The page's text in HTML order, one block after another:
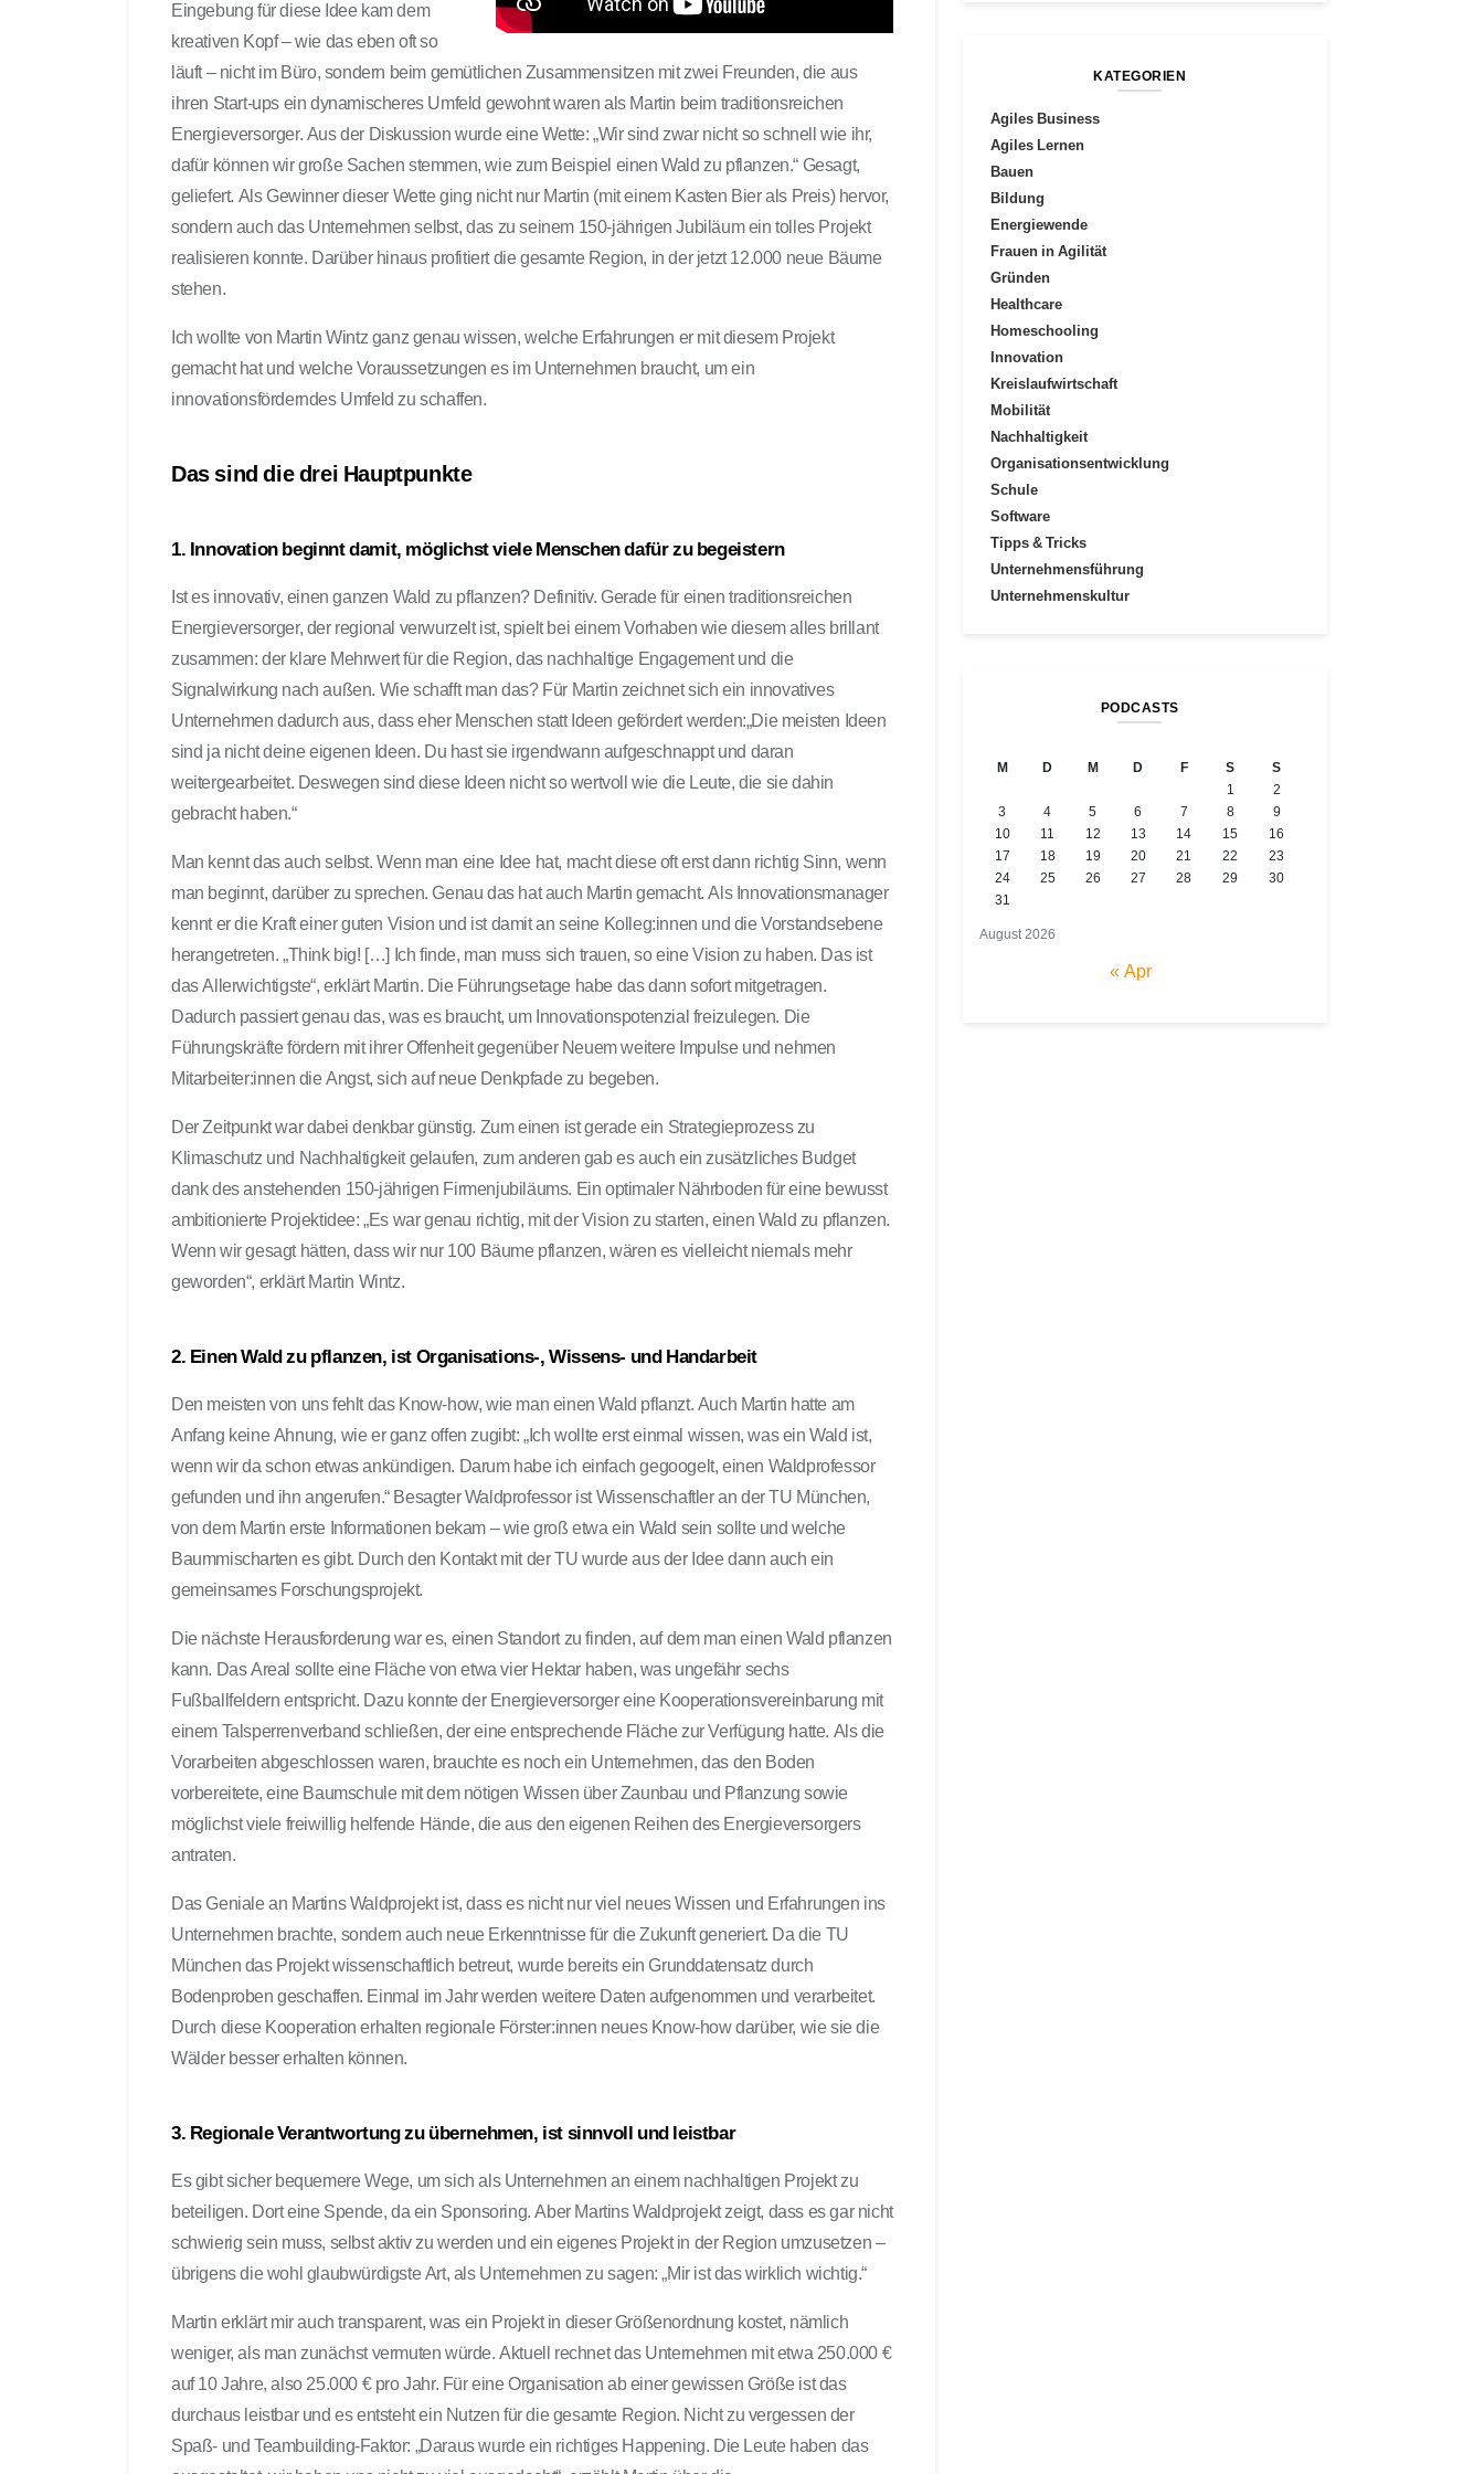
e
e
n
u
t
z
t
e
z
r
e
.
Eingebung für diese Idee kam dem
kreativen Kopf – wie das eben oft so
läuft – nicht im Büro, sondern beim gemütlichen Zusammensitzen mit zwei Freunden, die aus
ihren Start-ups ein dynamischeres Umfeld gewohnt waren als Martin beim traditionsreichen
Energieversorger. Aus der Diskussion wurde eine Wette: „Wir sind zwar nicht so schnell wie ihr,
dafür können wir große Sachen stemmen, wie zum Beispiel einen Wald zu pflanzen.“ Gesagt,
geliefert. Als Gewinner dieser Wette ging nicht nur Martin (mit einem Kasten Bier als Preis) hervor,
sondern auch das Unternehmen selbst, das zu seinem 150-jährigen Jubiläum ein tolles Projekt
realisieren konnte. Darüber hinaus profitiert die gesamte Region, in der jetzt 12.000 neue Bäume
stehen.
Ich wollte von Martin Wintz ganz genau wissen, welche Erfahrungen er mit diesem Projekt
gemacht hat und welche Voraussetzungen es im Unternehmen braucht, um ein
innovationsförderndes Umfeld zu schaffen.
Das sind die drei Hauptpunkte
1. Innovation beginnt damit, möglichst viele Menschen dafür zu begeistern
Ist es innovativ, einen ganzen Wald zu pflanzen? Definitiv. Gerade für einen traditionsreichen
Energieversorger, der regional verwurzelt ist, spielt bei einem Vorhaben wie diesem alles brillant
zusammen: der klare Mehrwert für die Region, das nachhaltige Engagement und die
Signalwirkung nach außen. Wie schafft man das? Für Martin zeichnet sich ein innovatives
Unternehmen dadurch aus, dass eher Menschen statt Ideen gefördert werden:„Die meisten Ideen
sind ja nicht deine eigenen Ideen. Du hast sie irgendwann aufgeschnappt und daran
weitergearbeitet. Deswegen sind diese Ideen nicht so wertvoll wie die Leute, die sie dahin
gebracht haben.“
Man kennt das auch selbst. Wenn man eine Idee hat, macht diese oft erst dann richtig Sinn, wenn
man beginnt, darüber zu sprechen. Genau das hat auch Martin gemacht. Als Innovationsmanager
kennt er die Kraft einer guten Vision und ist damit an seine Kolleg:innen und die Vorstandsebene
herangetreten. „Think big! […] Ich finde, man muss sich trauen, so eine Vision zu haben. Das ist
das Allerwichtigste“, erklärt Martin. Die Führungsetage habe das dann sofort mitgetragen.
Dadurch passiert genau das, was es braucht, um Innovationspotenzial freizulegen. Die
Führungskräfte fördern mit ihrer Offenheit gegenüber Neuem weitere Impulse und nehmen
Mitarbeiter:innen die Angst, sich auf neue Denkpfade zu begeben.
Der Zeitpunkt war dabei denkbar günstig. Zum einen ist gerade ein Strategieprozess zu
Klimaschutz und Nachhaltigkeit gelaufen, zum anderen gab es auch ein zusätzliches Budget
dank des anstehenden 150-jährigen Firmenjubiläums. Ein optimaler Nährboden für eine bewusst
ambitionierte Projektidee: „Es war genau richtig, mit der Vision zu starten, einen Wald zu pflanzen.
Wenn wir gesagt hätten, dass wir nur 100 Bäume pflanzen, wären es vielleicht niemals mehr
geworden“, erklärt Martin Wintz.
2. Einen Wald zu pflanzen, ist Organisations-, Wissens- und Handarbeit
Den meisten von uns fehlt das Know-how, wie man einen Wald pflanzt. Auch Martin hatte am
Anfang keine Ahnung, wie er ganz offen zugibt: „Ich wollte erst einmal wissen, was ein Wald ist,
wenn wir da schon etwas ankündigen. Darum habe ich einfach gegoogelt, einen Waldprofessor
gefunden und ihn angerufen.“ Besagter Waldprofessor ist Wissenschaftler an der TU München,
von dem Martin erste Informationen bekam – wie groß etwa ein Wald sein sollte und welche
Baummischarten es gibt. Durch den Kontakt mit der TU wurde aus der Idee dann auch ein
gemeinsames Forschungsprojekt.
Die nächste Herausforderung war es, einen Standort zu finden, auf dem man einen Wald pflanzen
kann. Das Areal sollte eine Fläche von etwa vier Hektar haben, was ungefähr sechs
Fußballfeldern entspricht. Dazu konnte der Energieversorger eine Kooperationsvereinbarung mit
einem Talsperrenverband schließen, der eine entsprechende Fläche zur Verfügung hatte. Als die
Vorarbeiten abgeschlossen waren, brauchte es noch ein Unternehmen, das den Boden
vorbereitete, eine Baumschule mit dem nötigen Wissen über Zaunbau und Pflanzung sowie
möglichst viele freiwillig helfende Hände, die aus den eigenen Reihen des Energieversorgers
antraten.
Das Geniale an Martins Waldprojekt ist, dass es nicht nur viel neues Wissen und Erfahrungen ins
Unternehmen brachte, sondern auch neue Erkenntnisse für die Zukunft generiert. Da die TU
München das Projekt wissenschaftlich betreut, wurde bereits ein Grunddatensatz durch
Bodenproben geschaffen. Einmal im Jahr werden weitere Daten aufgenommen und verarbeitet.
Durch diese Kooperation erhalten regionale Förster:innen neues Know-how darüber, wie sie die
Wälder besser erhalten können.
3. Regionale Verantwortung zu übernehmen, ist sinnvoll und leistbar
Es gibt sicher bequemere Wege, um sich als Unternehmen an einem nachhaltigen Projekt zu
beteiligen. Dort eine Spende, da ein Sponsoring. Aber Martins Waldprojekt zeigt, dass es gar nicht
schwierig sein muss, selbst aktiv zu werden und ein eigenes Projekt in der Region umzusetzen –
übrigens die wohl glaubwürdigste Art, als Unternehmen zu sagen: „Mir ist das wirklich wichtig.“
Martin erklärt mir auch transparent, was ein Projekt in dieser Größenordnung kostet, nämlich
weniger, als man zunächst vermuten würde. Aktuell rechnet das Unternehmen mit etwa 250.000 €
auf 10 Jahre, also 25.000 € pro Jahr. Für eine Organisation ab einer gewissen Größe ist das
durchaus leistbar und es entsteht ein Nutzen für die gesamte Region. Nicht zu vergessen der
Spaß- und Teambuilding-Faktor: „Daraus wurde ein richtiges Happening. Die Leute haben das
KATEGORIEN
Agiles Business
Agiles Lernen
Bauen
Bildung
Energiewende
Frauen in Agilität
Gründen
Healthcare
Homeschooling
Innovation
Kreislaufwirtschaft
Mobilität
Nachhaltigkeit
Organisationsentwicklung
Schule
Software
Tipps & Tricks
Unternehmensführung
Unternehmenskultur
PODCASTS
August 2026
M D M D F S
S
1
2
3
4 5 6 7 8
9
10
11 12 13 14 15
16
17
18 19 20 21 22
23
24
25 26 27 28 29
30
31
« Apr